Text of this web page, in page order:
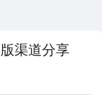
渠道分享